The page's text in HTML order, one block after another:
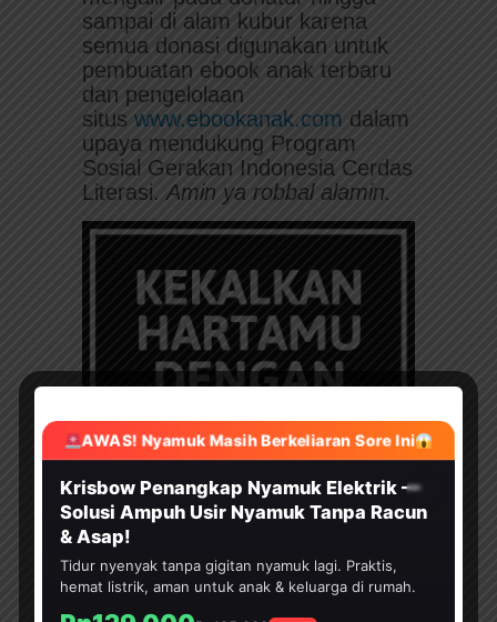
sampai di alam kubur karena
semua donasi digunakan untuk
pembuatan ebook anak terbaru
dan pengelolaan
situs www.ebookanak.com dalam
upaya mendukung Program
Sosial Gerakan Indonesia Cerdas
Literasi. Amin ya robbal alamin.
AWAS! Nyamuk Masih Berkeliaran Sore Ini
HEMAT 30%
Krisbow Penangkap Nyamuk Elektrik —
Solusi Ampuh Usir Nyamuk Tanpa Racun
& Asap!
Tidur nyenyak tanpa gigitan nyamuk lagi. Praktis,
hemat listrik, aman untuk anak & keluarga di rumah.